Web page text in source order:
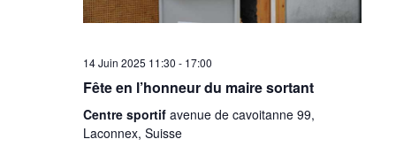
14 Juin 2025 11:30 - 17:00
Fête en l’honneur du maire sortant
Centre sportif avenue de cavoitanne 99,
Laconnex, Suisse